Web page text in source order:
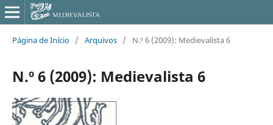
Página de Início / Arquivos / N.º 6 (2009): Medievalista 6
N.º 6 (2009): Medievalista 6